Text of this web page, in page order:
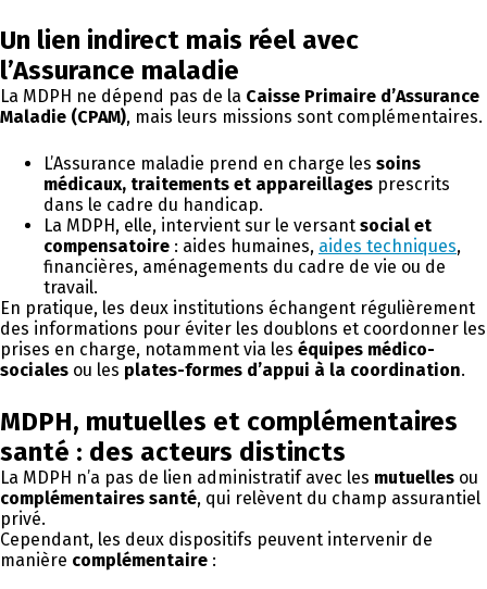
Un lien indirect mais réel avec
l’Assurance maladie
La MDPH ne dépend pas de la Caisse Primaire d’Assurance
Maladie (CPAM), mais leurs missions sont complémentaires.
L’Assurance maladie prend en charge les soins
médicaux, traitements et appareillages prescrits
dans le cadre du handicap.
La MDPH, elle, intervient sur le versant social et
compensatoire : aides humaines, aides techniques,
financières, aménagements du cadre de vie ou de
travail.
En pratique, les deux institutions échangent régulièrement
des informations pour éviter les doublons et coordonner les
prises en charge, notamment via les équipes médico-
sociales ou les plates-formes d’appui à la coordination.
MDPH, mutuelles et complémentaires
santé : des acteurs distincts
La MDPH n’a pas de lien administratif avec les mutuelles ou
complémentaires santé, qui relèvent du champ assurantiel
privé.
Cependant, les deux dispositifs peuvent intervenir de
manière complémentaire :